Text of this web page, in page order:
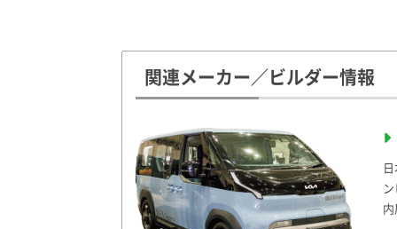
関連メーカー／ビルダー情報